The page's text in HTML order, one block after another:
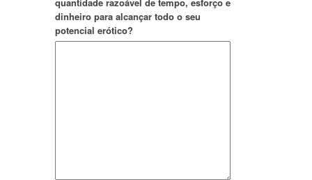
dinheiro para alcançar todo o seu
potencial erótico?